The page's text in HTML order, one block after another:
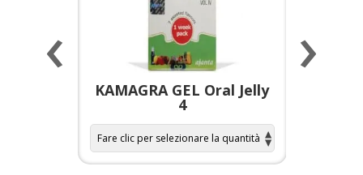
KAMAGRA GEL Oral Jelly
4
‹ ›